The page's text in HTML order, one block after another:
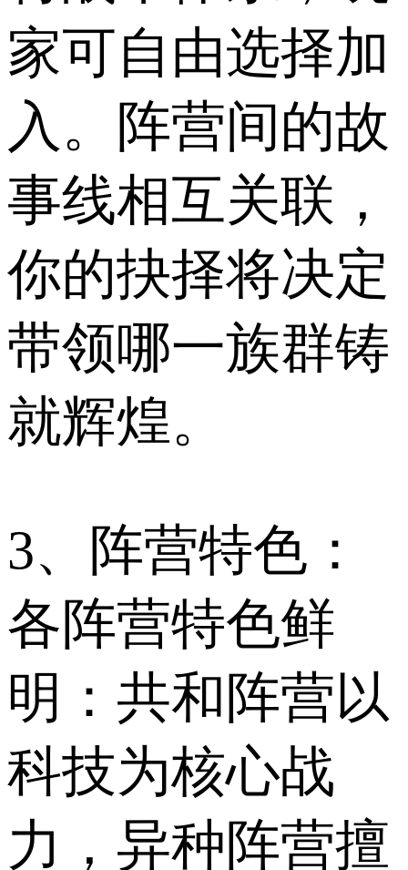
家可自由选择加
入。阵营间的故
事线相互关联，
你的抉择将决定
带领哪一族群铸
就辉煌。
3、阵营特色：
各阵营特色鲜
明：共和阵营以
科技为核心战
力，异种阵营擅